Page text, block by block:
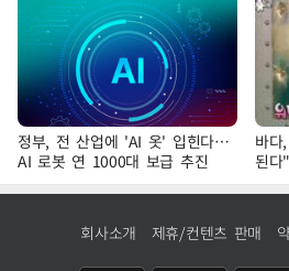
정부, 전 산업에 'AI 옷' 입힌다…
AI 로봇 연 1000대 보급 추진
바
된다"
회사소개 제휴/컨텐츠 판매